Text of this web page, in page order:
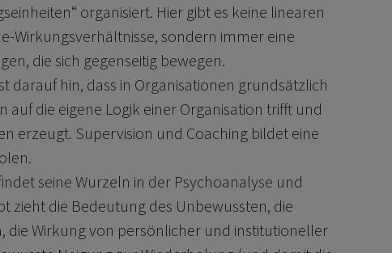
organisiert. Hier gibt es keine linearen
Wirkungsverhältnisse, sondern immer eine
die sich gegenseitig bewegen.
darauf hin, dass in Organisationen grundsätzlich
auf die eigene Logik einer Organisation trifft und
erzeugt. Supervision und Coaching bildet eine
seine Wurzeln in der Psychoanalyse und
zieht die Bedeutung des Unbewussten, die
die Wirkung von persönlicher und institutioneller